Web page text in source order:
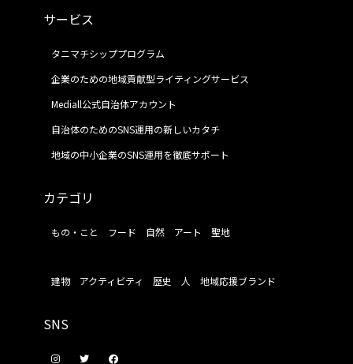
サービス
タニマチシッププログラム
企業のための地域貢献型ライティングサービス
Mediall公式自治体アカウント
自治体のためのSNS運用の新しいカタチ
地域の中小企業のSNS運用を徹底サポート
カテゴリ
もの・こと フード 自然 アート 聖地
建物 アクティビティ 歴史 人 地域応援ブランド
SNS